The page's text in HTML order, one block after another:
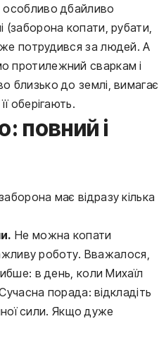
особливо дбайливо
(заборона копати, рубати,
потрудився за людей. А
протилежний сваркам і
близько до землі, вимагає
оберігають.
повний і
має відразу кілька
Не можна копати
роботу. Вважалося,
в день, коли Михаїл
порада: відкладіть
сили. Якщо дуже